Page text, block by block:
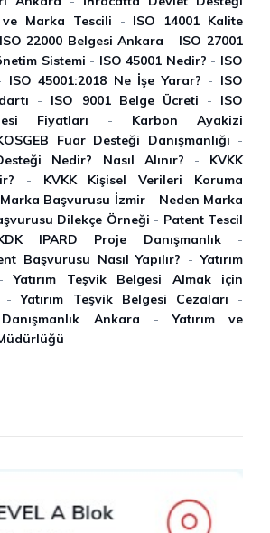
ve Marka Tescili - ISO 14001 Kalite
ISO 22000 Belgesi Ankara - ISO 27001
Sistemi - ISO 45001 Nedir? - ISO
ISO 45001:2018 Ne İşe Yarar? - ISO
- ISO 9001 Belge Ücreti - ISO
Fiyatları - Karbon Ayakizi
Fuar Desteği Danışmanlığı -
Nedir? Nasıl Alınır? - KVKK
- KVKK Kişisel Verileri Koruma
Marka Başvurusu İzmir- Neden Marka
Dilekçe Örneği - Patent Tescil
IPARD Proje Danışmanlık-
Başvurusu Nasıl Yapılır? -Yatırım
Yatırım Teşvik Belgesi Almak için
-Yatırım Teşvik Belgesi Cezaları -
Ankara -Yatırım ve